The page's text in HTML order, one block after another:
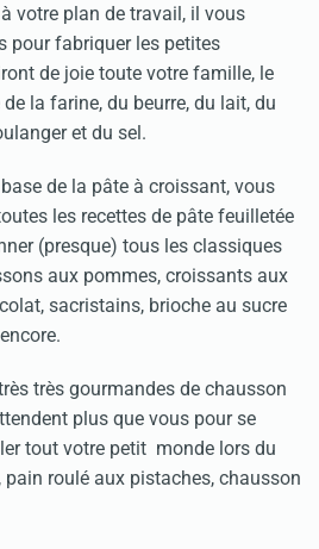
votre plan de travail, il vous
pour fabriquer les petites
de joie toute votre famille, le
la farine, du beurre, du lait, du
et du sel.
de la pâte à croissant, vous
les recettes de pâte feuilletée
(presque) tous les classiques
aux pommes, croissants aux
sacristains, brioche au sucre
très gourmandes de chausson
plus que vous pour se
tout votre petit monde lors du
roulé aux pistaches, chausson